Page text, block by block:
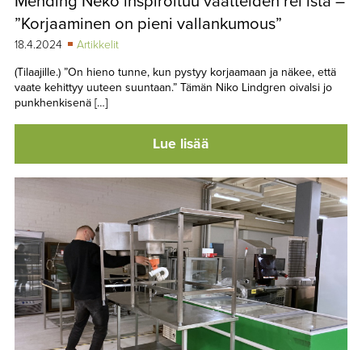
”Korjaaminen on pieni vallankumous”
18.4.2024
Artikkelit
(Tilaajille.) ”On hieno tunne, kun pystyy korjaamaan ja näkee, että
vaate kehittyy uuteen suuntaan.” Tämän Niko Lindgren oivalsi jo
punkhenkisenä […]
Lue lisää